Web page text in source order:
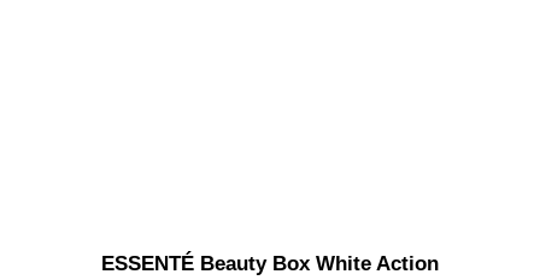
ESSENTÉ Beauty Box White Action